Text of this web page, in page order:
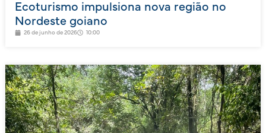
Ecoturismo impulsiona nova região no
Nordeste goiano
26 de junho de 2026 10:00